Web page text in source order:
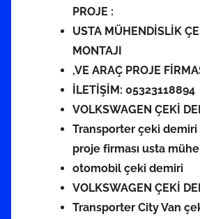
PROJE :
USTA MÜHENDİSLİK
MONTAJI
,VE ARAÇ PROJE
İLETİŞİM: 05323118894
VOLKSWAGEN ÇEKİ
Transporter çeki demiri
proje firması usta
otomobil çeki demiri
VOLKSWAGEN ÇEKİ
Transporter City Van